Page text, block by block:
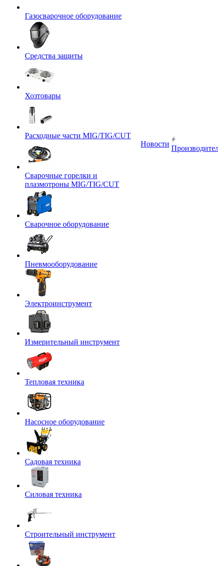
Газосварочное оборудование
Средства защиты
Хозтовары
Расходные части MIG/TIG/CUT
Сварочные горелки и
плазмотроны MIG/TIG/CUT
Сварочное оборудование
Пневмооборудование
Электроинструмент
Измерительный инструмент
Тепловая техника
Насосное оборудование
Садовая техника
Силовая техника
Строительный инструмент
Новости